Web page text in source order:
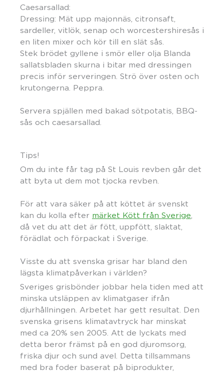
Caesarsallad:
Dressing: Mät upp majonnäs, citronsaft,
sardeller, vitlök, senap och worcestershiresås i
en liten mixer och kör till en slät sås.
Stek brödet gyllene i smör eller olja Blanda
sallatsbladen skurna i bitar med dressingen
precis inför serveringen. Strö över osten och
krutongerna. Peppra.
Servera spjällen med bakad sötpotatis, BBQ-
sås och caesarsallad.
Tips!
Om du inte får tag på St Louis revben går det
att byta ut dem mot tjocka revben.
För att vara säker på att köttet är svenskt
kan du kolla efter märket Kött från Sverige
då vet du att det är fött, uppfött, slaktat,
förädlat och förpackat i Sverige.
Visste du att svenska grisar har bland den
lägsta klimatpåverkan i världen?
Sveriges grisbönder jobbar hela tiden med att
minska utsläppen av klimatgaser ifrån
djurhållningen. Arbetet har gett resultat. Den
svenska grisens klimatavtryck har minskat
med ca 20% sen 2005. Att de lyckats med
detta beror främst på en god djuromsorg,
friska djur och sund avel. Detta tillsammans
med bra foder baserat på biprodukter,